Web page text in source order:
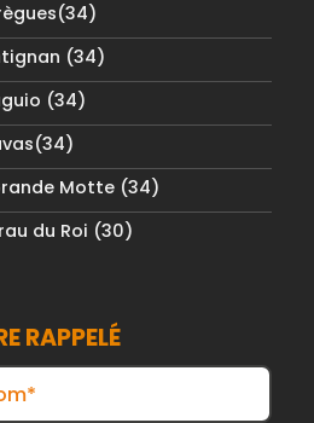
(34)
(34)
Motte (34)
du Roi (30)
RAPPELÉ